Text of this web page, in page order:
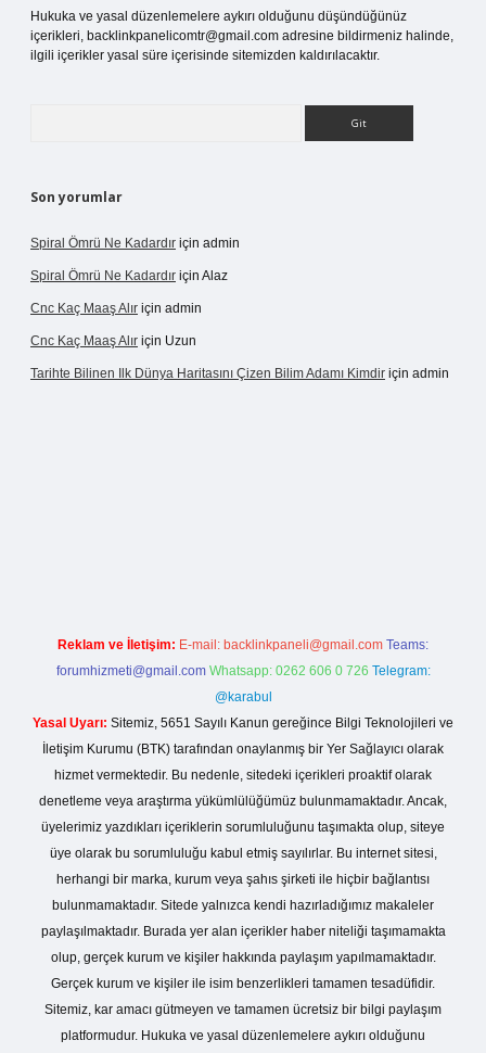
Hukuka ve yasal düzenlemelere aykırı olduğunu düşündüğünüz
içerikleri, backlinkpanelicomtr@gmail.com adresine bildirmeniz halinde,
ilgili içerikler yasal süre içerisinde sitemizden kaldırılacaktır.
Son yorumlar
Spiral Ömrü Ne Kadardır için admin
Spiral Ömrü Ne Kadardır için Alaz
Cnc Kaç Maaş Alır için admin
Cnc Kaç Maaş Alır için Uzun
Tarihte Bilinen Ilk Dünya Haritasını Çizen Bilim Adamı Kimdir için admin
Reklam ve İletişim: E-mail: backlinkpaneli@gmail.com Teams:
forumhizmeti@gmail.com Whatsapp: 0262 606 0 726 Telegram:
@karabul
Yasal Uyarı: Sitemiz, 5651 Sayılı Kanun gereğince Bilgi Teknolojileri ve
İletişim Kurumu (BTK) tarafından onaylanmış bir Yer Sağlayıcı olarak
hizmet vermektedir. Bu nedenle, sitedeki içerikleri proaktif olarak
denetleme veya araştırma yükümlülüğümüz bulunmamaktadır. Ancak,
üyelerimiz yazdıkları içeriklerin sorumluluğunu taşımakta olup, siteye
üye olarak bu sorumluluğu kabul etmiş sayılırlar. Bu internet sitesi,
herhangi bir marka, kurum veya şahıs şirketi ile hiçbir bağlantısı
bulunmamaktadır. Sitede yalnızca kendi hazırladığımız makaleler
paylaşılmaktadır. Burada yer alan içerikler haber niteliği taşımamakta
olup, gerçek kurum ve kişiler hakkında paylaşım yapılmamaktadır.
Gerçek kurum ve kişiler ile isim benzerlikleri tamamen tesadüfidir.
Sitemiz, kar amacı gütmeyen ve tamamen ücretsiz bir bilgi paylaşım
platformudur. Hukuka ve yasal düzenlemelere aykırı olduğunu